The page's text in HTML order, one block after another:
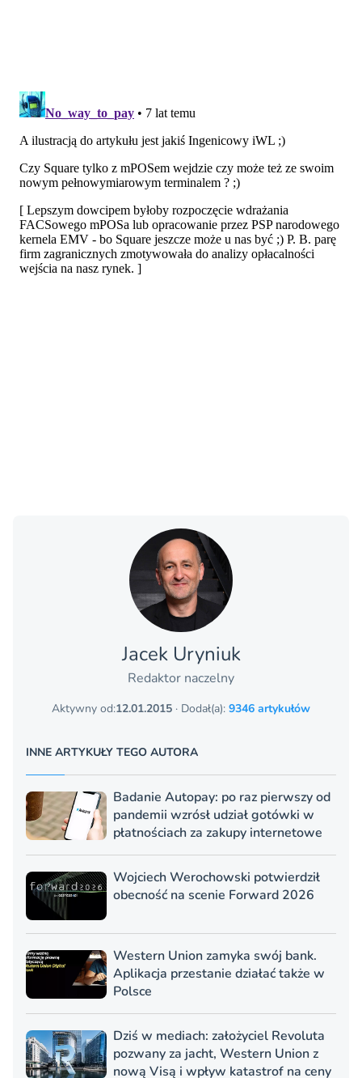
Jacek Uryniuk
Redaktor naczelny
Aktywny od:12.01.2015 · Dodał(a): 9346 artykułów
INNE ARTYKUŁY TEGO AUTORA
Badanie Autopay: po raz pierwszy od
pandemii wzrósł udział gotówki w
płatnościach za zakupy internetowe
Wojciech Werochowski potwierdził
obecność na scenie Forward 2026
Western Union zamyka swój bank.
Aplikacja przestanie działać także w
Polsce
Dziś w mediach: założyciel Revoluta
pozwany za jacht, Western Union z
nową Visą i wpływ katastrof na ceny